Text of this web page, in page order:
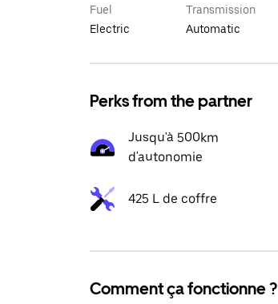
Fuel
Electric
Transmission
Automatic
Perks from the partner
Jusqu'à 500km
d'autonomie
425 L de coffre
Comment ça fonctionne ?